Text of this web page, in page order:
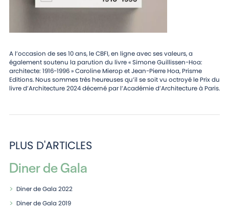
A l’occasion de ses 10 ans, le CBFI, en ligne avec ses valeurs, a
également soutenu la parution du livre « Simone Guillissen-Hoa:
architecte: 1916-1996 » Caroline Mierop et Jean-Pierre Hoa, Prisme
Editions. Nous sommes très heureuses qu’il se soit vu octroyé le Prix du
livre d’Architecture 2024 décerné par l’Académie d’Architecture à Paris.
PLUS D'ARTICLES
Diner de Gala
Diner de Gala 2022
Diner de Gala 2019